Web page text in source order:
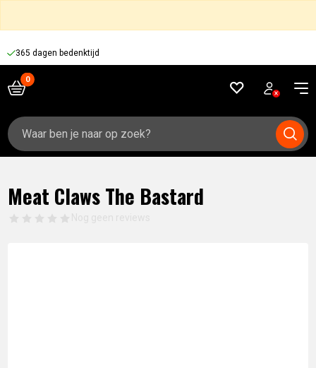
365 dagen bedenktijd
Zoeken
naar:
Meat Claws The Bastard